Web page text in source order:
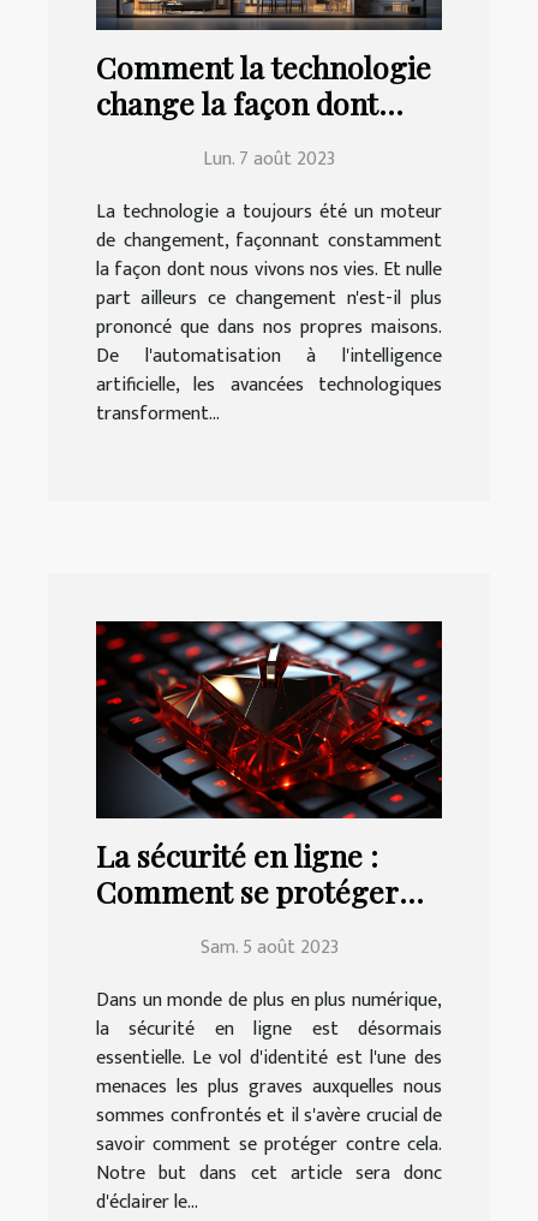
Comment la technologie
change la façon dont
Lun. 7 août 2023
La technologie a toujours été un moteur
de changement, façonnant constamment
la façon dont nous vivons nos vies. Et nulle
part ailleurs ce changement n'est-il plus
prononcé que dans nos propres maisons.
De l'automatisation à l'intelligence
artificielle, les avancées technologiques
transforment...
La sécurité en ligne :
Comment se protéger
Sam. 5 août 2023
Dans un monde de plus en plus numérique,
la sécurité en ligne est désormais
essentielle. Le vol d'identité est l'une des
menaces les plus graves auxquelles nous
sommes confrontés et il s'avère crucial de
savoir comment se protéger contre cela.
Notre but dans cet article sera donc
d'éclairer le...